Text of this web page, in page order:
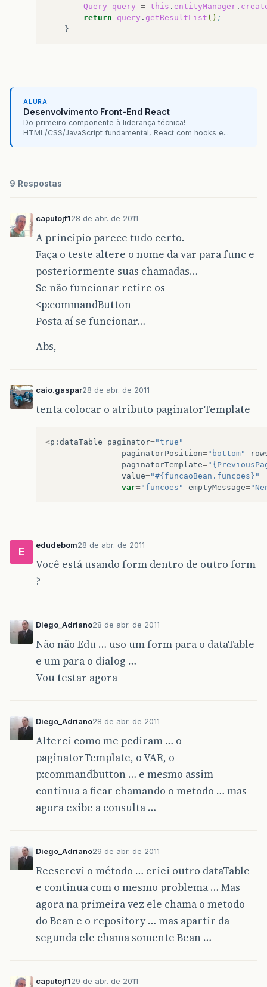
</p:dataTable>
Query
query = this . entityManager .
return
query . getResultList () ;
ALURA
Desenvolvimento Front-End React
Do primeiro componente à liderança técnica!
HTML/CSS/JavaScript fundamental, React com hooks e...
9 Respostas
caputojf128 de abr. de 2011
A principio parece tudo certo.
Faça o teste altere o nome da var para func e
posteriormente suas chamadas…
Se não funcionar retire os
<p:commandButton
Posta aí se funcionar…
Abs,
caio.gaspar28 de abr. de 2011
tenta colocar o atributo paginatorTemplate
<p : dataTable paginator="true"
paginatorPosition="bottom"
paginatorTemplate=
value="#{funcaoBean.funcoes}"
var="funcoes" emptyMessage=
E
edudebom28 de abr. de 2011
Você está usando form dentro de outro form
?
Diego_Adriano28 de abr. de 2011
Não não Edu … uso um form para o dataTable
e um para o dialog …
Vou testar agora
Diego_Adriano28 de abr. de 2011
Alterei como me pediram … o
paginatorTemplate, o VAR, o
p:commandbutton … e mesmo assim
continua a ficar chamando o metodo … mas
agora exibe a consulta …
Diego_Adriano29 de abr. de 2011
Reescrevi o método … criei outro dataTable
e continua com o mesmo problema … Mas
agora na primeira vez ele chama o metodo
do Bean e o repository … mas apartir da
segunda ele chama somente Bean …
caputojf129 de abr. de 2011